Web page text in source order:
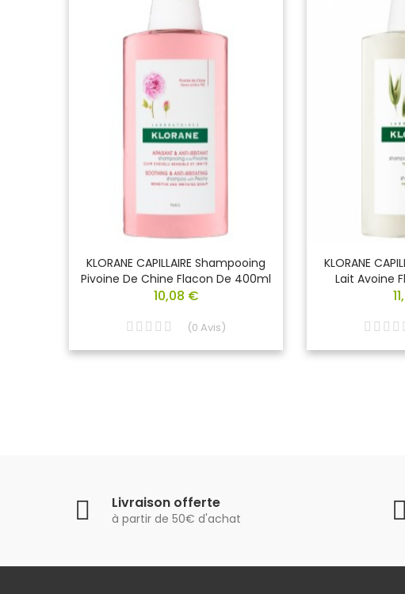
KLORANE CAPILLAIRE Shampooing
Pivoine De Chine Flacon De 400ml
10,08 €
(0 Avis)
KLORANE
Lait Avoine
Livraison offerte
à partir de 50€ d'achat